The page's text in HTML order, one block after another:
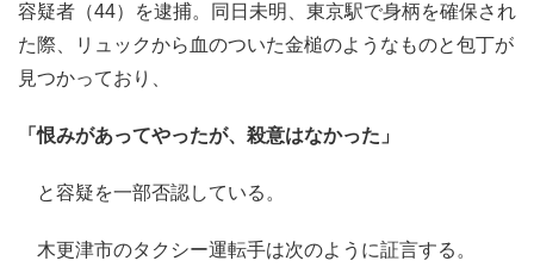
容疑者（44）を逮捕。同日未明、東京駅で身柄を確保され
た際、リュックから血のついた金槌のようなものと包丁が
見つかっており、
「恨みがあってやったが、殺意はなかった」
と容疑を一部否認している。
木更津市のタクシー運転手は次のように証言する。